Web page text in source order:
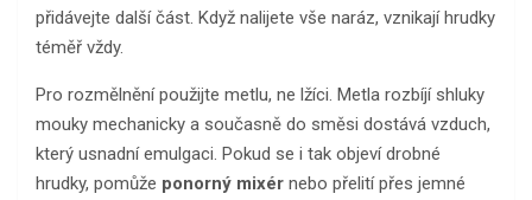
přidávejte další část. Když nalijete vše naráz, vznikají hrudky
téměř vždy.
Pro rozmělnění použijte metlu, ne lžíci. Metla rozbíjí shluky
mouky mechanicky a současně do směsi dostává vzduch,
který usnadní emulgaci. Pokud se i tak objeví drobné
hrudky, pomůže ponorný mixér nebo přelití přes jemné